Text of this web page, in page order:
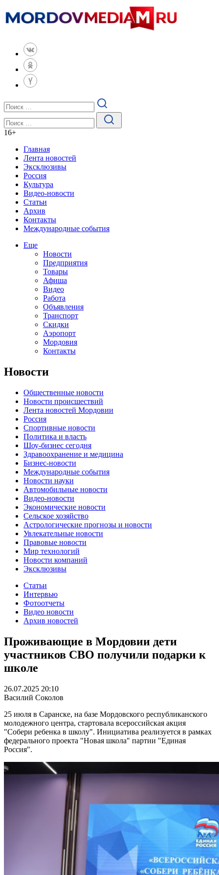
16+
Главная
Лента новостей
Эксклюзивы
Россия
Культура
Видео-новости
Статьи
Архив
Контакты
Международные события
Еще
Новости
Предприятия
Товары
Афиша
Видео
Работа
Объявления
Транспорт
Скидки
Аэропорт
Мордовия
Контакты
Новости
Общественные новости
Новости происшествий
Лента новостей Мордовии
Россия
Спортивные новости
Политика и власть
Шоу-бизнес сегодня
Здравоохранение и медицина
Бизнес-новости
Международные события
Новости науки
Автомобильные новости
Видео-новости
Экономические новости
Сельское хозяйство
Астрологические прогнозы и новости
Увлекательные новости
Правовые новости
Мир технологий
Новости компаний
Эксклюзивы
Статьи
Интервью
Фотоотчеты
Видео новости
Архив новостей
Проживающие в Мордовии дети
участников СВО получили подарки к
школе
26.07.2025 20:10
Василий Соколов
25 июля в Саранске, на базе Мордовского республиканского
молодежного центра, стартовала всероссийская акция
"Собери ребенка в школу". Инициатива реализуется в рамках
федерального проекта "Новая школа" партии "Единая
Россия".